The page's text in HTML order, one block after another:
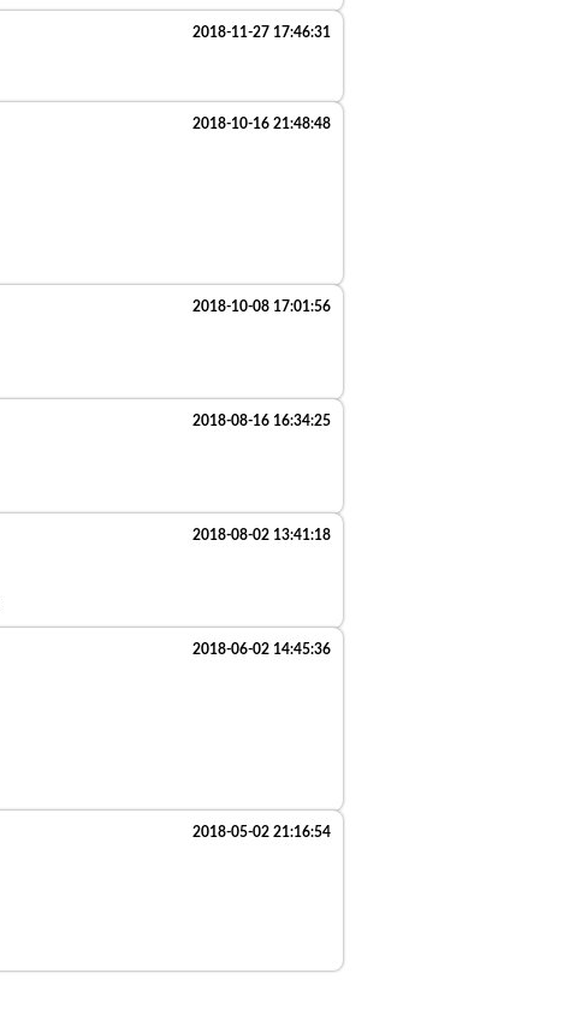
2018-11-27 17:46:31
2018-10-16 21:48:48
2018-10-08 17:01:56
2018-08-16 16:34:25
2018-08-02 13:41:18
2018-06-02 14:45:36
2018-05-02 21:16:54